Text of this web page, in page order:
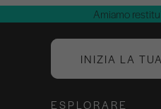
Amiamo
INIZIA LA
ESPLORARE